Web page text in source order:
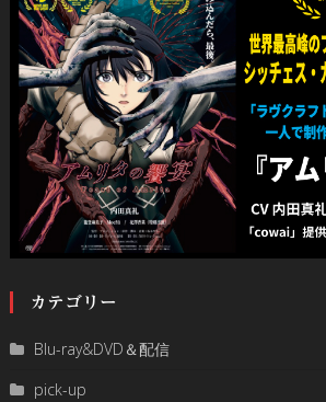
カテゴリー
Blu-ray&DVD＆配信
pick-up